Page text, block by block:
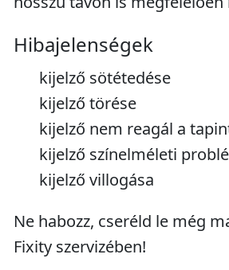
Hibajelenségek
kijelző sötétedése
kijelző törése
kijelző nem reagál a
kijelző színelméleti
kijelző villogása
Ne habozz, cseréld le még
Fixity szervizében!